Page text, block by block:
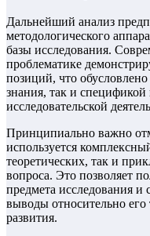
Дальнейший анализ
методологического
базы исследования.
проблематике
позиций, что
знания, так и
исследовательской
Принципиально важно
используется
теоретических, так и
вопроса. Это позволяет
предмета исследования
выводы относительно его
развития.